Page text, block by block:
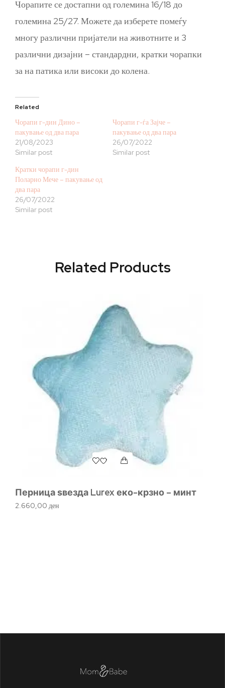
Чорапите се достапни од големина 16/18 до
големина 25/27. Можете да изберете помеѓу
многу различни пријатели на животните и 3
различни дизајни – стандардни, кратки чорапки
за на патика или високи до колена.
Related
Чорапи г-дин Дино –
пакување од два пара
21/08/2023
Similar post
Чорапи г-ѓа Зајче –
пакување од два пара
26/07/2022
Similar post
Кратки чорапи г-дин
Поларно Мече – пакување од
два пара
26/07/2022
Similar post
Related Products
Перница ѕвезда Lurex еко-крзно – минт
2.660,00 ден